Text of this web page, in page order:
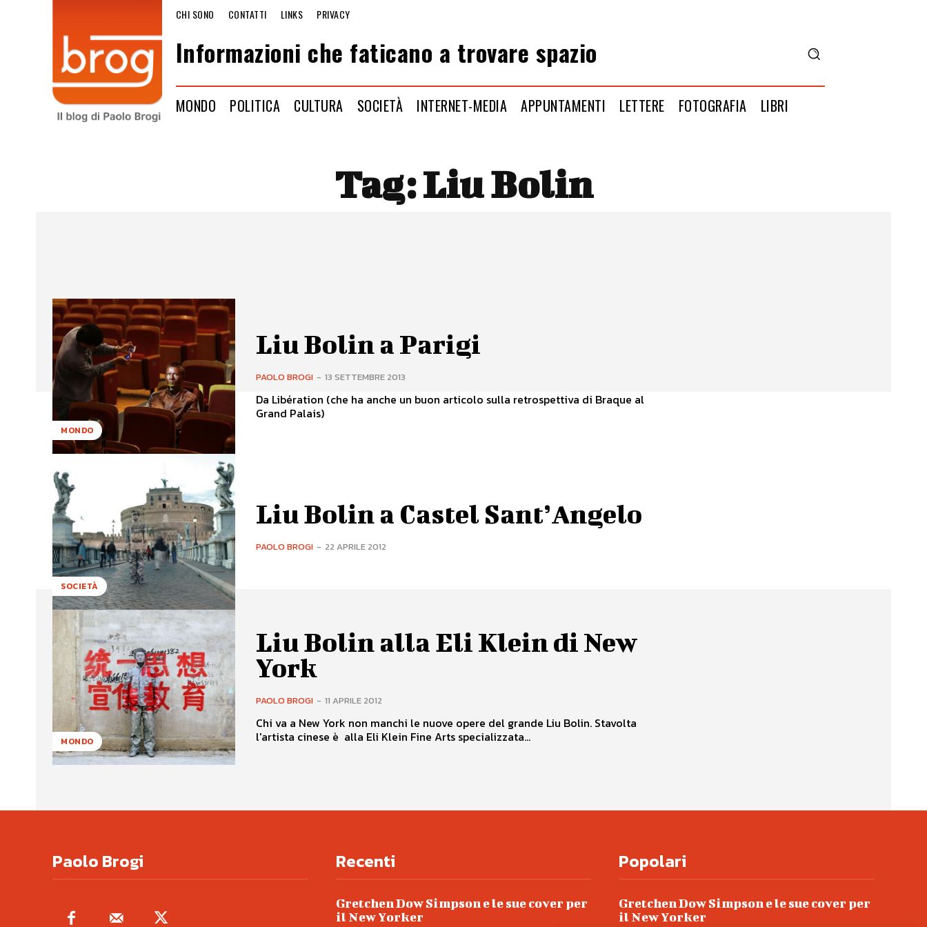
CHI SONO CONTATTI LINKS PRIVACY
Informazioni che faticano a trovare spazio
MONDO POLITICA CULTURA SOCIETÀ INTERNET-MEDIA APPUNTAMENTI LETTERE FOTOGRAFIA LIBRI
Tag:Liu Bolin
MONDO
Liu Bolin a Parigi
PAOLO BROGI - 13 SETTEMBRE 2013
Da Libération (che ha anche un buon articolo sulla retrospettiva di Braque al
Grand Palais)
SOCIETÀ
Liu Bolin a Castel Sant’Angelo
PAOLO BROGI - 22 APRILE 2012
MONDO
Liu Bolin alla Eli Klein di New
York
PAOLO BROGI - 11 APRILE 2012
Chi va a New York non manchi le nuove opere del grande Liu Bolin. Stavolta
l'artista cinese è alla Eli Klein Fine Arts specializzata...
Paolo Brogi Recenti
Gretchen Dow Simpson e le sue cover per
il New Yorker
Popolari
Gretchen Dow Simpson e le sue cover per
il New Yorker